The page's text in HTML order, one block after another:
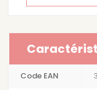
Code EAN